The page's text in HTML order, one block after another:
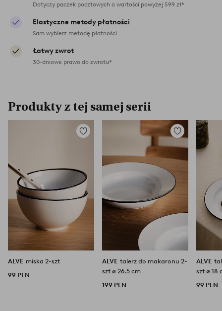
Dotyczy paczek pocztowych o wartości powyżej 599 zł*
Elastyczne metody płatności
Sam wybierz metodę płatności
Łatwy zwrot
30-dniowe prawo do zwrotu*
Produkty z tej samej serii
Dodaj
ALVE miska 2-szt
99 PLN
Dodaj
ulubionych
ALVE talerz do makaronu 2-
szt ø 26.5 cm
199 PLN
ALVE
szt ø 18
99 PLN